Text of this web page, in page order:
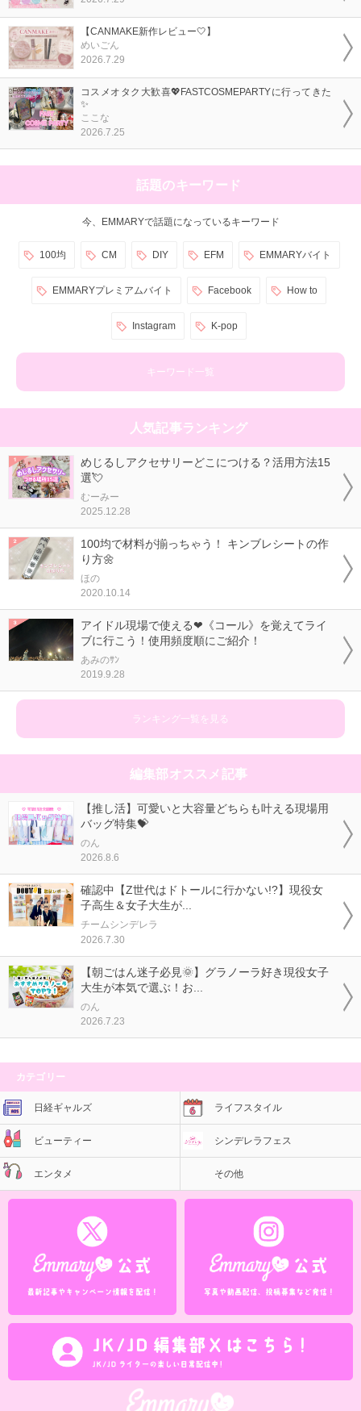
【CANMAKE新作レビュー🤍】
めいごん
2026.7.29
コスメオタク大歓喜💖FASTCOSMEPARTYに行ってきた
✨
ここな
2026.7.25
話題のキーワード
今、EMMARYで話題になっているキーワード
100均 CM DIY EFM EMMARYバイト
EMMARYプレミアムバイト Facebook How to
Instagram K-pop
キーワード一覧
人気記事ランキング
めじるしアクセサリーどこにつける？活用方法15
選💘
むーみー
2025.12.28
100均で材料が揃っちゃう！ キンブレシートの作
り方🌼
ほの
2020.10.14
アイドル現場で使える❤《コール》を覚えてライ
ブに行こう！使用頻度順にご紹介！
あみのｻﾝ
2019.9.28
ランキング一覧を見る
編集部オススメ記事
【推し活】可愛いと大容量どちらも叶える現場用
バッグ特集💝
のん
2026.8.6
確認中【Z世代はドトールに行かない!?】現役女
子高生＆女子大生が...
チームシンデレラ
2026.7.30
【朝ごはん迷子必見🌞】グラノーラ好き現役女子
大生が本気で選ぶ！お...
のん
2026.7.23
カテゴリー
日経ギャルズ ライフスタイル
ビューティー シンデレラフェス
エンタメ その他